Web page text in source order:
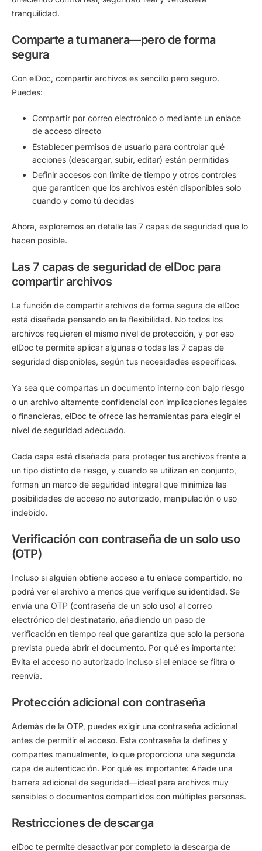
tranquilidad.
Comparte a tu manera—pero de forma
segura
Con elDoc, compartir archivos es sencillo pero seguro.
Puedes:
Compartir por correo electrónico o mediante un enlace
de acceso directo
Establecer permisos de usuario para controlar qué
acciones (descargar, subir, editar) están permitidas
Definir accesos con límite de tiempo y otros controles
que garanticen que los archivos estén disponibles solo
cuando y como tú decidas
Ahora, exploremos en detalle las 7 capas de seguridad que lo
hacen posible.
Las 7 capas de seguridad de elDoc para
compartir archivos
La función de compartir archivos de forma segura de elDoc
está diseñada pensando en la flexibilidad. No todos los
archivos requieren el mismo nivel de protección, y por eso
elDoc te permite aplicar algunas o todas las 7 capas de
seguridad disponibles, según tus necesidades específicas.
Ya sea que compartas un documento interno con bajo riesgo
o un archivo altamente confidencial con implicaciones legales
o financieras, elDoc te ofrece las herramientas para elegir el
nivel de seguridad adecuado.
Cada capa está diseñada para proteger tus archivos frente a
un tipo distinto de riesgo, y cuando se utilizan en conjunto,
forman un marco de seguridad integral que minimiza las
posibilidades de acceso no autorizado, manipulación o uso
indebido.
Verificación con contraseña de un solo uso
(OTP)
Incluso si alguien obtiene acceso a tu enlace compartido, no
podrá ver el archivo a menos que verifique su identidad. Se
envía una OTP (contraseña de un solo uso) al correo
electrónico del destinatario, añadiendo un paso de
verificación en tiempo real que garantiza que solo la persona
prevista pueda abrir el documento. Por qué es importante:
Evita el acceso no autorizado incluso si el enlace se filtra o
reenvía.
Protección adicional con contraseña
Además de la OTP, puedes exigir una contraseña adicional
antes de permitir el acceso. Esta contraseña la defines y
compartes manualmente, lo que proporciona una segunda
capa de autenticación. Por qué es importante: Añade una
barrera adicional de seguridad—ideal para archivos muy
sensibles o documentos compartidos con múltiples personas.
Restricciones de descarga
elDoc te permite desactivar por completo la descarga de